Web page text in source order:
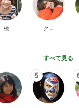
桃 クロ
すべて見る
5